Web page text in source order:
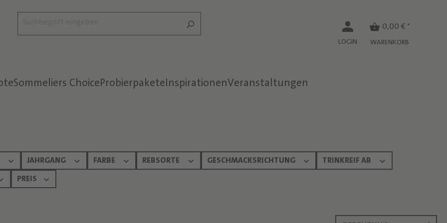
LOGIN
0,00 € *
WARENKORB
Sommeliers ChoiceProbierpaketeInspirationenVeranstaltungen
Text überspringen
JAHRGANG FARBE REBSORTE GESCHMACKSRICHTUNG TRINKREIF AB
PREIS